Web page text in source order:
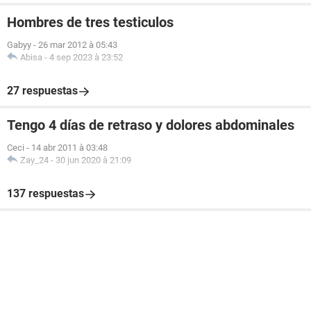
Hombres de tres testiculos
Gabyy - 26 mar 2012 à 05:43
Abisa - 4 sep 2023 à 23:52
27 respuestas
Tengo 4 días de retraso y dolores abdominales
Ceci - 14 abr 2011 à 03:48
Zay_24 - 30 jun 2020 à 21:09
137 respuestas